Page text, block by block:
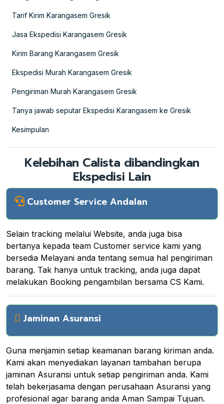
Tarif Kirim Karangasem Gresik
Jasa Ekspedisi Karangasem Gresik
Kirim Barang Karangasem Gresik
Ekspedisi Murah Karangasem Gresik
Pengiriman Murah Karangasem Gresik
Tanya jawab seputar Ekspedisi Karangasem ke Gresik
Kesimpulan
Kelebihan Calista dibandingkan
Ekspedisi Lain
Customer Service Andalan
Selain tracking melalui Website, anda juga bisa
bertanya kepada team Customer service kami yang
bersedia Melayani anda tentang semua hal pengiriman
barang. Tak hanya untuk tracking, anda juga dapat
melakukan Booking pengambilan bersama CS Kami.
Jaminan Asuransi
Guna menjamin setiap keamanan barang kiriman anda.
Kami akan menyediakan layanan tambahan berupa
jaminan Asuransi untuk setiap pengiriman anda. Kami
telah bekerjasama dengan perusahaan Asuransi yang
profesional agar barang anda Aman Sampai Tujuan.